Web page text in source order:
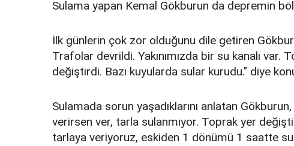
Sulama yapan Kemal Gökburun da depremin
İlk günlerin çok zor olduğunu dile getiren
Trafolar devrildi. Yakınımızda bir su kanalı var.
değiştirdi. Bazı kuyularda sular kurudu." diye
Sulamada sorun yaşadıklarını anlatan
verirsen ver, tarla sulanmıyor. Toprak yer
tarlaya veriyoruz, eskiden 1 dönümü 1 saatte